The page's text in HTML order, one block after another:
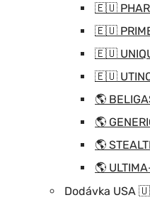
🇪🇺
🇪🇺
🇪🇺
🇪🇺
🌎
🌎
🌎
🌎
Dodávka USA